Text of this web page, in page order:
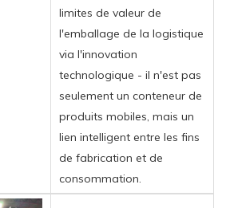
limites de valeur de
l'emballage de la logistique
via l'innovation
technologique - il n'est pas
seulement un conteneur de
produits mobiles, mais un
lien intelligent entre les fins
de fabrication et de
consommation.